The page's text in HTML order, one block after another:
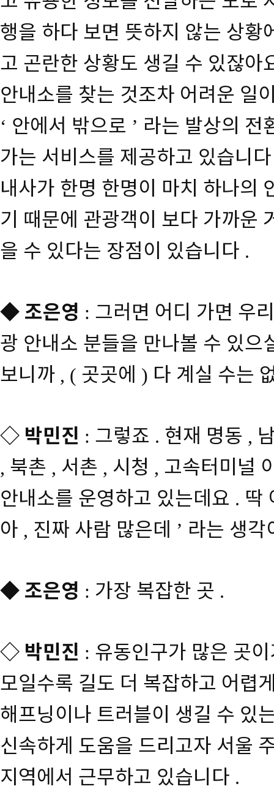
행을 하다 보면 뜻하지 않는 상황
고 곤란한 상황도 생길 수 있잖아
안내소를 찾는 것조차 어려운 일
‘ 안에서 밖으로 ’ 라는 발상의 전
가는 서비스를 제공하고 있습니다
내사가 한명 한명이 마치 하나의
기 때문에 관광객이 보다 가까운
을 수 있다는 장점이 있습니다 .
◆ 조은영 : 그러면 어디 가면 우
광 안내소 분들을 만나볼 수 있으
보니까 , ( 곳곳에 ) 다 계실 수는
◇ 박민진 : 그렇죠 . 현재 명동 ,
, 북촌 , 서촌 , 시청 , 고속터미널
안내소를 운영하고 있는데요 . 딱
아 , 진짜 사람 많은데 ’ 라는 생각
◆ 조은영 : 가장 복잡한 곳 .
◇ 박민진 : 유동인구가 많은 곳
모일수록 길도 더 복잡하고 어렵
해프닝이나 트러블이 생길 수 있
신속하게 도움을 드리고자 서울
지역에서 근무하고 있습니다 .